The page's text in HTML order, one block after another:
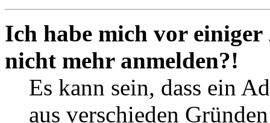
Ich habe mich vor
nicht mehr anmelden?!
Es kann sein, dass ein
aus verschieden